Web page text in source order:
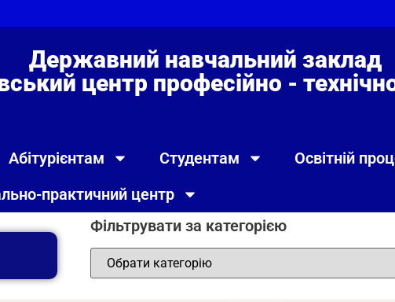
Державний навчальний заклад
центр професійно -
Абітурієнтам Студентам
Освітній
практичний центр
Фільтрувати за категорією